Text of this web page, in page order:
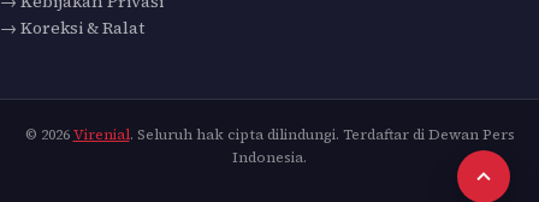
→ Koreksi & Ralat
© 2026Virenial. Seluruh hak cipta dilindungi. Terdaftar di Dewan Pers
Indonesia.